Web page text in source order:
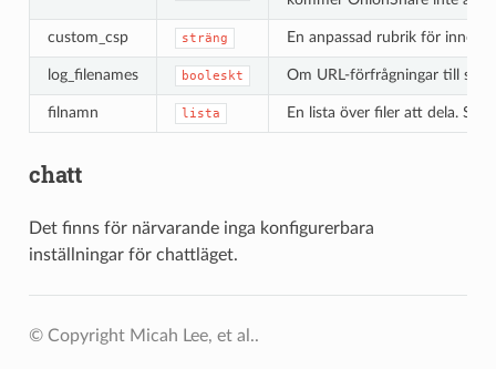
custom_csp sträng En anpassad rubrik för
log_filenames booleskt Om URL-förfrågningar till
filnamn lista En lista över filer att dela.
chatt
Det finns för närvarande inga konfigurerbara
inställningar för chattläget.
© Copyright Micah Lee, et al..